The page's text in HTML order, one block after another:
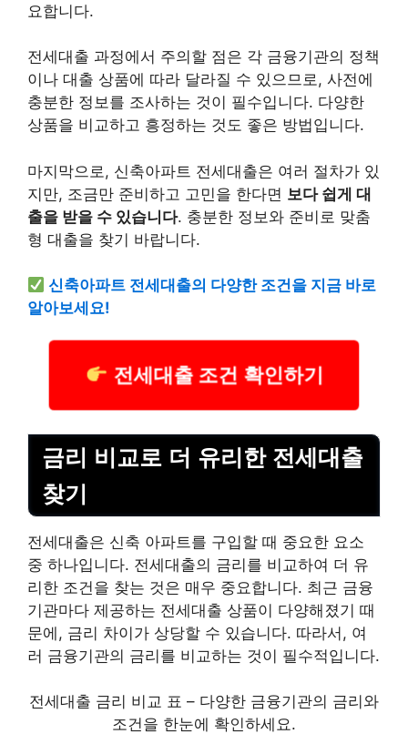
요합니다.
전세대출 과정에서 주의할 점은 각 금융기관의 정책
이나 대출 상품에 따라 달라질 수 있으므로, 사전에
충분한 정보를 조사하는 것이 필수입니다. 다양한
상품을 비교하고 흥정하는 것도 좋은 방법입니다.
마지막으로, 신축아파트 전세대출은 여러 절차가 있
지만, 조금만 준비하고 고민을 한다면 보다 쉽게 대
출을 받을 수 있습니다. 충분한 정보와 준비로 맞춤
형 대출을 찾기 바랍니다.
신축아파트 전세대출의 다양한 조건을 지금 바로
알아보세요!
전세대출 조건 확인하기
금리 비교로 더 유리한 전세대출
찾기
전세대출은 신축 아파트를 구입할 때 중요한 요소
중 하나입니다. 전세대출의 금리를 비교하여 더 유
리한 조건을 찾는 것은 매우 중요합니다. 최근 금융
기관마다 제공하는 전세대출 상품이 다양해졌기 때
문에, 금리 차이가 상당할 수 있습니다. 따라서, 여
러 금융기관의 금리를 비교하는 것이 필수적입니다.
전세대출 금리 비교 표 – 다양한 금융기관의 금리와
조건을 한눈에 확인하세요.